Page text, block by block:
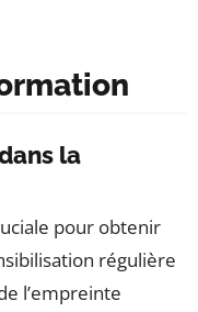
la
pour obtenir
régulière
l’empreinte